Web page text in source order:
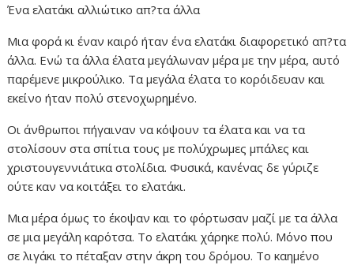
Ένα ελατάκι αλλιώτικο απ?τα άλλα
Μια φορά κι έναν καιρό ήταν ένα ελατάκι διαφορετικό απ?τα
άλλα. Ενώ τα άλλα έλατα μεγάλωναν μέρα με την μέρα, αυτό
παρέμενε μικρούλικο. Τα μεγάλα έλατα το κορόιδευαν και
εκείνο ήταν πολύ στενοχωρημένο.
Οι άνθρωποι πήγαιναν να κόψουν τα έλατα και να τα
στολίσουν στα σπίτια τους με πολύχρωμες μπάλες και
χριστουγεννιάτικα στολίδια. Φυσικά, κανένας δε γύριζε
ούτε καν να κοιτάξει το ελατάκι.
Μια μέρα όμως το έκοψαν και το φόρτωσαν μαζί με τα άλλα
σε μια μεγάλη καρότσα. Το ελατάκι χάρηκε πολύ. Μόνο που
σε λιγάκι το πέταξαν στην άκρη του δρόμου. Το καημένο